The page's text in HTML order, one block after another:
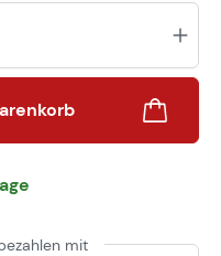
mit